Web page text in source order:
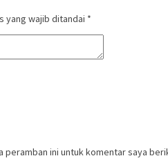
yang wajib ditandai *
peramban ini untuk komentar saya